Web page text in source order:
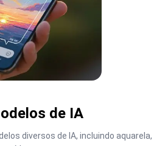
de IA
diversos de IA, incluindo aquarela,